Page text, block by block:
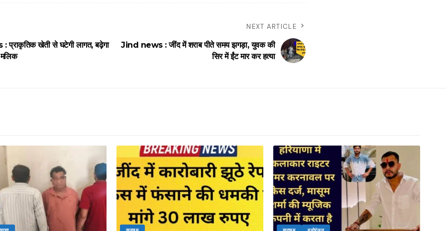
खेती से घटेगी लागत, बढ़ेगा
मलिक
NEXT ARTICLE
Jind news : जींद में शराब पीते समय झगड़ा, युवक की
सिर में ईंट मार कर हत्या